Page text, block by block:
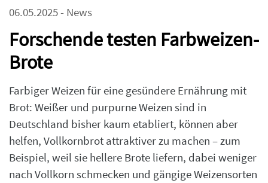
06.05.2025 - News
Forschende testen Farbweizen-
Brote
Farbiger Weizen für eine gesündere Ernährung mit
Brot: Weißer und purpurne Weizen sind in
Deutschland bisher kaum etabliert, können aber
helfen, Vollkornbrot attraktiver zu machen – zum
Beispiel, weil sie hellere Brote liefern, dabei weniger
nach Vollkorn schmecken und gängige Weizensorten